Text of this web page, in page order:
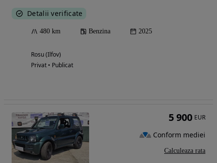
Detalii verificate
480 km Benzina 2025
Rosu (Ilfov)
Privat • Publicat
5 900 EUR
Conform mediei
Calculeaza rata